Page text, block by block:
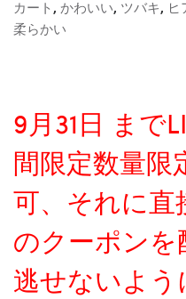
カート , かわいい, ツバキ, ヒ
柔らかい
9月31日 まで
間限定数量限
可、それに直
のクーポンを
逃せないよう